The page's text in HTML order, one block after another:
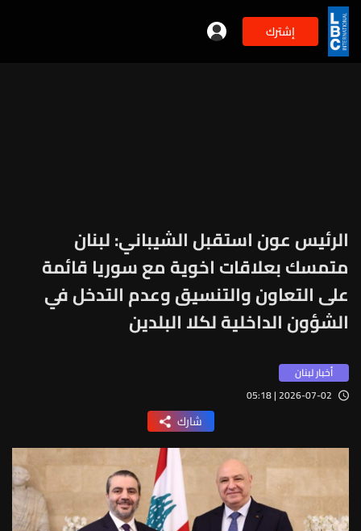
إشترك
الرئيس عون استقبل الشيباني: لبنان
متمسك بعلاقات اخوية مع سوريا قائمة
على التعاون والتنسيق وعدم التدخل في
الشؤون الداخلية لكلا البلدين
أخبار لبنان
2026-07-02 | 05:18
شارك